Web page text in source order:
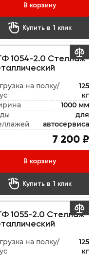
В корзину
 Купить в 1 клик
1054-2.0 Стеллаж
на полку/
125
кг
1000 мм
для
автосервиса
7 200 ₽
В корзину
 Купить в 1 клик

1055-2.0 Стеллаж
на полку/
125
кг
